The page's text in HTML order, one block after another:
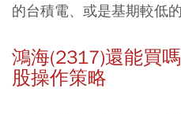
的台積電、或是基期較低
鴻海(2317)還能買
股操作策略